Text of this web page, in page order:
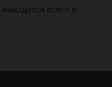
всего в